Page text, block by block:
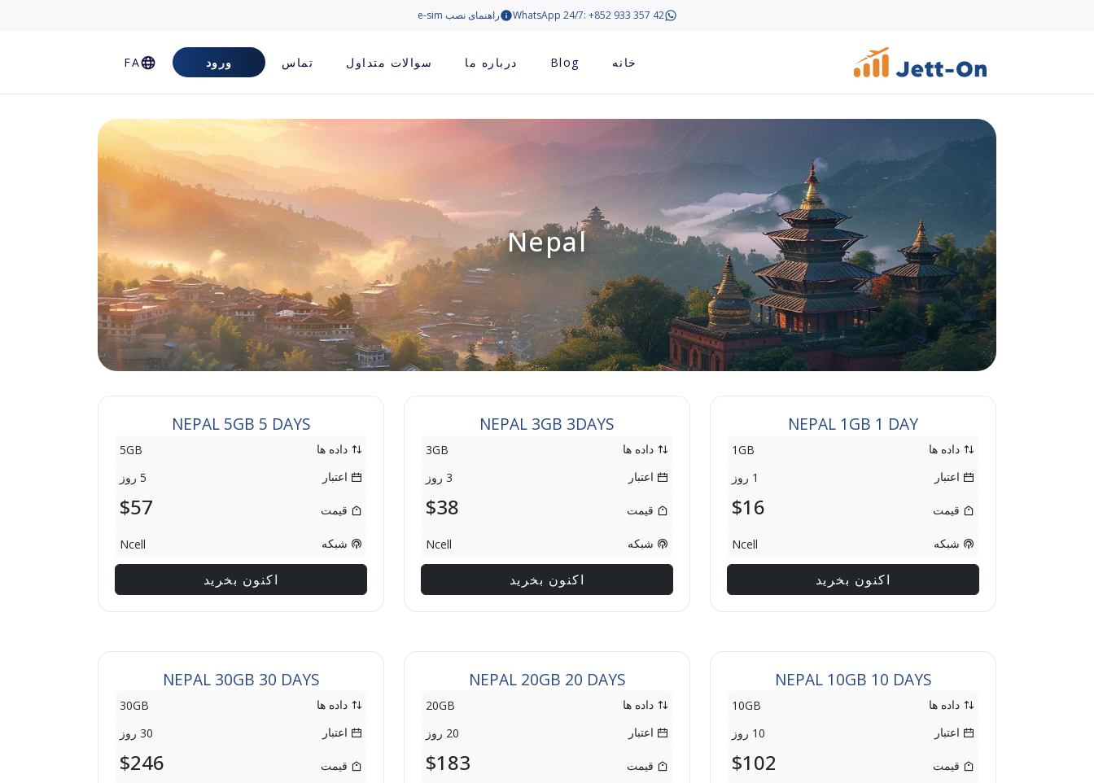
WhatsApp 24/7: +852 933 357 42 راهنمای نصب e-sim
خانه Blog درباره ما سوالات متداول تماس ورود FA
Nepal
NEPAL 1GB 1 DAY
داده ها
1GB
اعتبار
1 روز
قیمت $16
شبکه Ncell
اکنون بخرید
NEPAL 3GB 3DAYS
داده ها
3GB
اعتبار
3 روز
قیمت $38
شبکه Ncell
اکنون بخرید
NEPAL 5GB 5 DAYS
داده ها
5GB
اعتبار
5 روز
قیمت $57
شبکه Ncell
اکنون بخرید
NEPAL 10GB 10 DAYS
داده ها
10GB
اعتبار
10 روز
قیمت $102
NEPAL 20GB 20 DAYS
داده ها
20GB
اعتبار
20 روز
قیمت $183
NEPAL 30GB 30 DAYS
داده ها
30GB
اعتبار
30 روز
قیمت $246